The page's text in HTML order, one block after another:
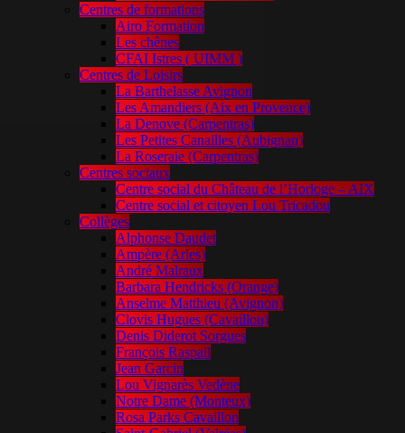
Centres de formations
Airo Formation
Les chênes
CFAI Istres ( UIMM )
Centres de Loisirs
La Barthelasse Avignon
Les Amandiers (Aix en Provence)
La Denove (Carpentras)
Les Petites Canailles (Aubignan)
La Roseraie (Carpentras)
Centres sociaux
Centre social du Château de l’Horloge – AIX
Centre social et citoyen Lou Tricadou
Collèges
Alphonse Daudet
Ampère (Arles)
André Malraux
Barbara Hendricks (Orange)
Anselme Matthieu (Avignon)
Clovis Hugues (Cavaillon)
Denis Diderot Sorgues
François Raspail
Jean Garcin
Lou Vignarès Vedène
Notre Dame (Monteux)
Rosa Parks Cavaillon